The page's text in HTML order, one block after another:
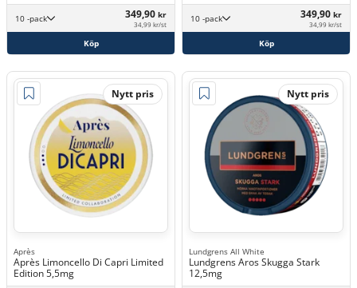
10 -pack 349,90 kr
34,99 kr/st
Köp
10 -pack 349,90 kr
34,99 kr/st
Köp
Nytt pris
Après
Après Limoncello Di Capri Limited
Edition 5,5mg
Nytt pris
Lundgrens All White
Lundgrens Aros Skugga Stark
12,5mg